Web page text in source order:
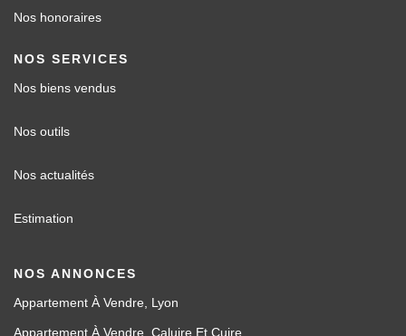
Nos honoraires
NOS SERVICES
Nos biens vendus
Nos outils
Nos actualités
Estimation
NOS ANNONCES
Appartement À Vendre, Lyon
Appartement À Vendre, Caluire Et Cuire